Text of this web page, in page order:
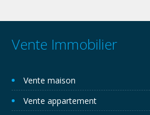
Vente Immobilier
Vente maison
Vente appartement